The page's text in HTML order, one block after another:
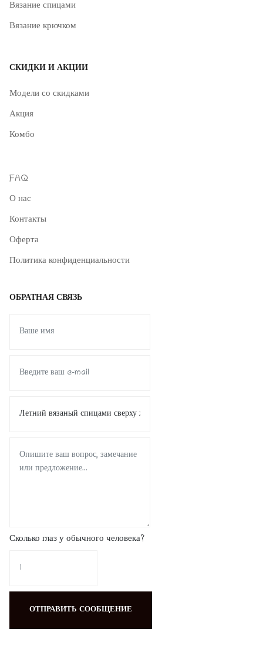
Вязание спицами
Вязание крючком
СКИДКИ И АКЦИИ
Модели со скидками
Акция
Комбо
FAQ
О нас
Контакты
Оферта
Политика конфиденциальности
ОБРАТНАЯ СВЯЗЬ
Сколько глаз у обычного человека?